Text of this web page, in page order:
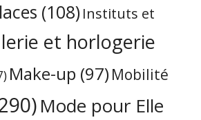
(108) Instituts et
et horlogerie
Make-up (97) Mobilité
Mode pour Elle